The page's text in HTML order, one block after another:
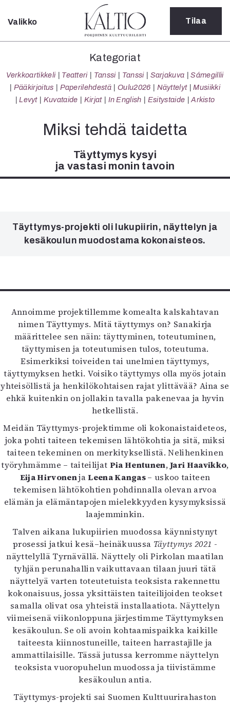
Sulje
Kategoriat
Verkkoartikkeli
Teatteri
Tanssi
Sarjakuva
Sámegillii
Pääkirjoitus
Paperilehdestä
Oulu2026
Kuvataide
Kirjat
In English
4/2026
2–3/2026
1/2026
6/2025
5/2025 saame
5/2025
Lehtiarkisto
Info
Tilaus ja irtonumerot
Yhteistyössä
Toimitus
Mediatiedot
Kaltio ry
Valikko Tilaa
Kategoriat
Verkkoartikkeli Teatteri Tanssi Tanssi Sarjakuva
Sámegillii
Pääkirjoitus
Paperilehdestä Oulu2026 Näyttelyt
Musiikki
Levyt
Kuvataide Kirjat In English Esitystaide Arkisto
Miksi tehdä taidetta
Täyttymys kysyi
ja vastasi monin tavoin
Täyttymys-projekti oli lukupiirin, näyttelyn ja
kesäkoulun muodostama kokonaisteos.
Annoimme projektillemme komealta kalskahtavan
nimen Täyttymys. Mitä täyttymys on? Sanakirja
määrittelee sen näin: täyttyminen, toteutuminen,
täyttymisen ja toteutumisen tulos, toteutuma.
Esimerkiksi toiveiden tai unelmien täyttymys,
täyttymyksen hetki. Voisiko täyttymys olla myös jotain
yhteisöllistä ja henkilökohtaisen rajat ylittävää? Aina se
ehkä kuitenkin on jollakin tavalla pakenevaa ja hyvin
hetkellistä.
Meidän Täyttymys-projektimme oli kokonaistaideteos,
joka pohti taiteen tekemisen lähtökohtia ja sitä, miksi
taiteen tekeminen on merkityksellistä. Nelihenkinen
työryhmämme – taiteilijat Pia Hentunen,Jari Haavikko,
Eija HirvonenjaLeena Kangas– uskoo taiteen
tekemisen lähtökohtien pohdinnalla olevan arvoa
elämän ja elämäntapojen mielekkyyden kysymyksissä
laajemminkin.
Talven aikana lukupiirien muodossa käynnistynyt
prosessi jatkui kesä–heinäkuussa Täyttymys 2021 -
näyttelyllä Tyrnävällä. Näyttely oli Pirkolan maatilan
tyhjän perunahallin vaikuttavaan tilaan juuri tätä
näyttelyä varten toteutetuista teoksista rakennettu
kokonaisuus, jossa yksittäisten taiteilijoiden teokset
samalla olivat osa yhteistä installaatiota. Näyttelyn
viimeisenä viikonloppuna järjestimme Täyttymyksen
kesäkoulun. Se oli avoin kohtaamispaikka kaikille
taiteesta kiinnostuneille, taiteen harrastajille ja
ammattilaisille. Tässä jutussa kerromme näyttelyn
teoksista vuoropuhelun muodossa ja tiivistämme
kesäkoulun antia.
Täyttymys-projekti sai Suomen Kulttuurirahaston